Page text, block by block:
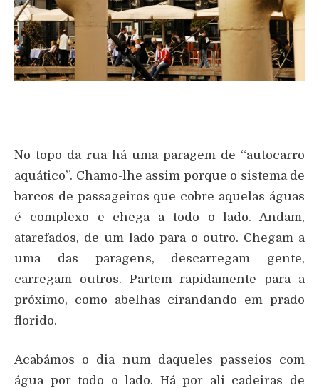
No topo da rua há uma paragem de “autocarro
aquático”. Chamo-lhe assim porque o sistema de
barcos de passageiros que cobre aquelas águas
é complexo e chega a todo o lado. Andam,
atarefados, de um lado para o outro. Chegam a
uma das paragens, descarregam gente,
carregam outros. Partem rapidamente para a
próximo, como abelhas cirandando em prado
florido.
Acabámos o dia num daqueles passeios com
água por todo o lado. Há por ali cadeiras de